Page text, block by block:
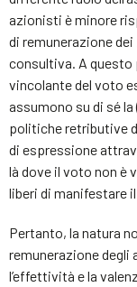
azionisti è minore
di remunerazione dei
consultiva. A
vincolante del voto
assumono su di sé
politiche retributive
di espressione
là dove il voto non è
liberi di manifestare
Pertanto, la natura
remunerazione degli
l’effettività e la